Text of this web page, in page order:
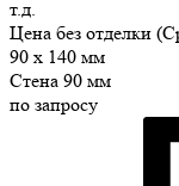
т.д.
Цена без отделки
90 x 140 мм
Стена 90 мм
по запросу